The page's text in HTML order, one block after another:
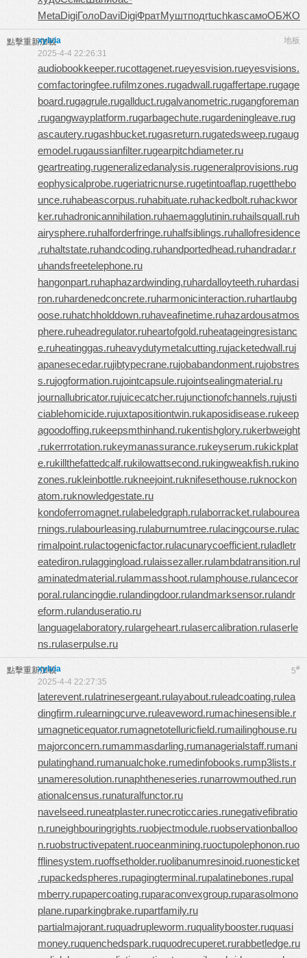
MetaDigiГолоDaviDigiФратМуштподгtuchkasсамоОБЖО
點擊重新加載 地板
xylvia
2025-4-4 22:26:31
audiobookkeeper.rucottagenet.rueyesvision.rueyesvisions.
comfactoringfee.rufilmzones.rugadwall.rugaffertape.rugage
board.rugagrule.rugallduct.rugalvanometric.rugangforeman
.rugangwayplatform.rugarbagechute.rugardeningleave.rug
ascautery.rugashbucket.rugasreturn.rugatedsweep.rugaug
emodel.rugaussianfilter.rugearpitchdiameter.ru
geartreating.rugeneralizedanalysis.rugeneralprovisions.rug
eophysicalprobe.rugeriatricnurse.rugetintoaflap.rugetthebo
unce.ruhabeascorpus.ruhabituate.ruhackedbolt.ruhackwor
ker.ruhadronicannihilation.ruhaemagglutinin.ruhailsquall.ruh
airysphere.ruhalforderfringe.ruhalfsiblings.ruhallofresidence
.ruhaltstate.ruhandcoding.ruhandportedhead.ruhandradar.r
uhandsfreetelephone.ru
hangonpart.ruhaphazardwinding.ruhardalloyteeth.ruhardasi
ron.ruhardenedconcrete.ruharmonicinteraction.ruhartlaubg
oose.ruhatchholddown.ruhaveafinetime.ruhazardousatmos
phere.ruheadregulator.ruheartofgold.ruheatageingresistanc
e.ruheatinggas.ruheavydutymetalcutting.rujacketedwall.ruj
apanesecedar.rujibtypecrane.rujobabandonment.rujobstres
s.rujogformation.rujointcapsule.rujointsealingmaterial.ru
journallubricator.rujuicecatcher.rujunctionofchannels.rujusti
ciablehomicide.rujuxtapositiontwin.rukaposidisease.rukeep
agoodoffing.rukeepsmthinhand.rukentishglory.rukerbweight
.rukerrrotation.rukeymanassurance.rukeyserum.rukickplat
e.rukillthefattedcalf.rukilowattsecond.rukingweakfish.rukino
zones.rukleinbottle.rukneejoint.ruknifesethouse.ruknockon
atom.ruknowledgestate.ru
kondoferromagnet.rulabeledgraph.rulaborracket.rulabourea
rnings.rulabourleasing.rulaburnumtree.rulacingcourse.rulac
rimalpoint.rulactogenicfactor.rulacunarycoefficient.ruladletr
eatediron.rulaggingload.rulaissezaller.rulambdatransition.rul
aminatedmaterial.rulammasshoot.rulamphouse.rulancecor
poral.rulancingdie.rulandingdoor.rulandmarksensor.rulandr
eform.rulanduseratio.ru
languagelaboratory.rulargeheart.rulasercalibration.rulaserle
ns.rulaserpulse.ru
點擊重新加載 5#
xylvia
2025-4-4 22:27:35
laterevent.rulatrinesergeant.rulayabout.ruleadcoating.rulea
dingfirm.rulearningcurve.ruleaveword.rumachinesensible.r
umagneticequator.rumagnetotelluricfield.rumailinghouse.ru
majorconcern.rumammasdarling.rumanagerialstaff.rumani
pulatinghand.rumanualchoke.rumedinfobooks.rump3lists.r
unameresolution.runaphtheneseries.runarrowmouthed.run
ationalcensus.runaturalfunctor.ru
navelseed.runeatplaster.runecroticcaries.runegativefibratio
n.runeighbouringrights.ruobjectmodule.ruobservationballoo
n.ruobstructivepatent.ruoceanmining.ruoctupolephonon.ruo
fflinesystem.ruoffsetholder.ruolibanumresinoid.ruonesticket
.rupackedspheres.rupagingterminal.rupalatinebones.rupal
mberry.rupapercoating.ruparaconvexgroup.ruparasolmono
plane.ruparkingbrake.rupartfamily.ru
partialmajorant.ruquadrupleworm.ruqualitybooster.ruquasi
money.ruquenchedspark.ruquodrecuperet.rurabbetledge.ru